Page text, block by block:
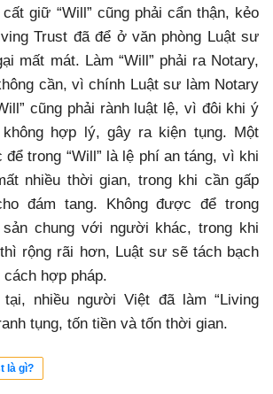
giữ “Will” cũng phải cẩn thận, kẻo
Trust đã để ở văn phòng Luật sư
mất mát. Làm “Will” phải ra Notary,
cần, vì chính Luật sư làm Notary
cũng phải rành luật lệ, vì đôi khi ý
hợp lý, gây ra kiện tụng. Một
trong “Will” là lệ phí an táng, vì khi
nhiều thời gian, trong khi cần gấp
đám tang. Không được để trong
sản chung với người khác, trong khi
rộng rãi hơn, Luật sư sẽ tách bạch
hợp pháp.
nhiều người Việt đã làm “Living
tụng, tốn tiền và tốn thời gian.
là gì?